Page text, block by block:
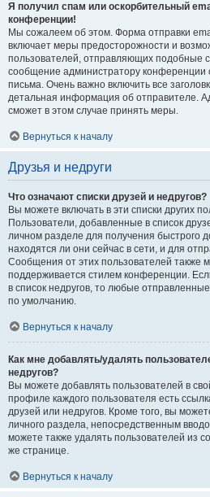
Я получил спам или оскорбительный
конференции!
Мы сожалеем об этом. Форма отправки
включает меры предосторожности и
пользователей, отправляющих подобные
сообщение администратору конференции
письма. Очень важно включить все
детальная информация об отправителе.
сможет в этом случае принять меры.
Вернуться к началу
Друзья и недруги
Что означают списки друзей и недругов?
Вы можете включать в эти списки других
Пользователи, добавленные в список
личном разделе для получения быстрого
находятся ли они сейчас в сети, и для
Сообщения от этих пользователей также
поддерживается стилем конференции.
в список недругов, то любые
по умолчанию.
Вернуться к началу
Как мне добавлять/удалять
недругов?
Вы можете добавлять пользователей в
профиле каждого пользователя есть
друзей или недругов. Кроме того, вы
личного раздела, непосредственным
можете также удалять пользователей из
же странице.
Вернуться к началу